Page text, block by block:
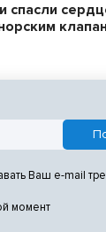
спасли
Ваш e-mail
момент